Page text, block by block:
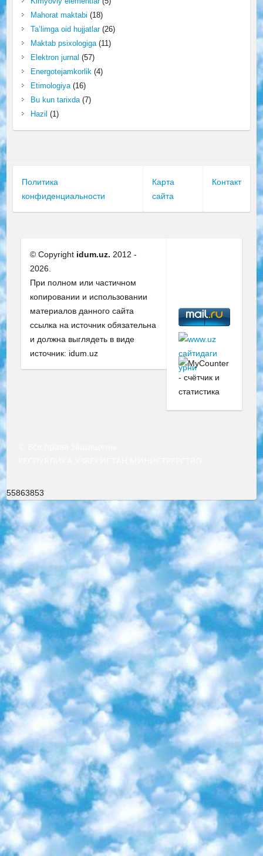
Mahorat maktabi (18)
Ta’limga oid hujjatlar(26)
Maktab psixologiga(11)
Elektron jurnal (57)
Energotejamkorlik(4)
Etimologiya(16)
Bu kun tarixda(7)
Hazil (1)
Политика
конфиденциальности
Карта
сайта
Контакт
© Copyright idum.uz. 2012 -
2026.
При полном или частичном
копировании и использовании
материалов данного сайта
ссылка на источник обязательна
и должна выглядеть в виде
источник: idum.uz
55863853